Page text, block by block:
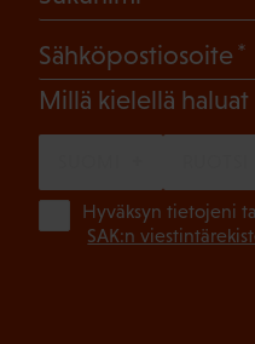
Sähköpostiosoite
Millä kielellä
Hyväksyn tietojeni
SAK:n